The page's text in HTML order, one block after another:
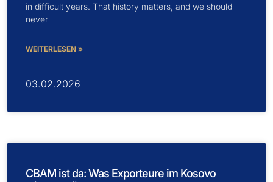
in difficult years. That history matters, and we should
never
WEITERLESEN »
03.02.2026
CBAM ist da: Was Exporteure im Kosovo